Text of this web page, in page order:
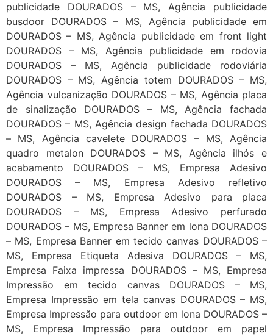
publicidade DOURADOS – MS, Agência publicidade
busdoor DOURADOS – MS, Agência publicidade em
DOURADOS – MS, Agência publicidade em front light
DOURADOS – MS, Agência publicidade em rodovia
DOURADOS – MS, Agência publicidade rodoviária
DOURADOS – MS, Agência totem DOURADOS – MS,
Agência vulcanização DOURADOS – MS, Agência placa
de sinalização DOURADOS – MS, Agência fachada
DOURADOS – MS, Agência design fachada DOURADOS
– MS, Agência cavelete DOURADOS – MS, Agência
quadro metalon DOURADOS – MS, Agência ilhós e
acabamento DOURADOS – MS, Empresa Adesivo
DOURADOS – MS, Empresa Adesivo refletivo
DOURADOS – MS, Empresa Adesivo para placa
DOURADOS – MS, Empresa Adesivo perfurado
DOURADOS – MS, Empresa Banner em lona DOURADOS
– MS, Empresa Banner em tecido canvas DOURADOS –
MS, Empresa Etiqueta Adesiva DOURADOS – MS,
Empresa Faixa impressa DOURADOS – MS, Empresa
Impressão em tecido canvas DOURADOS – MS,
Empresa Impressão em tela canvas DOURADOS – MS,
Empresa Impressão para outdoor em lona DOURADOS –
MS, Empresa Impressão para outdoor em papel